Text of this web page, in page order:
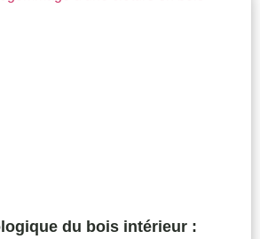
du bois intérieur :